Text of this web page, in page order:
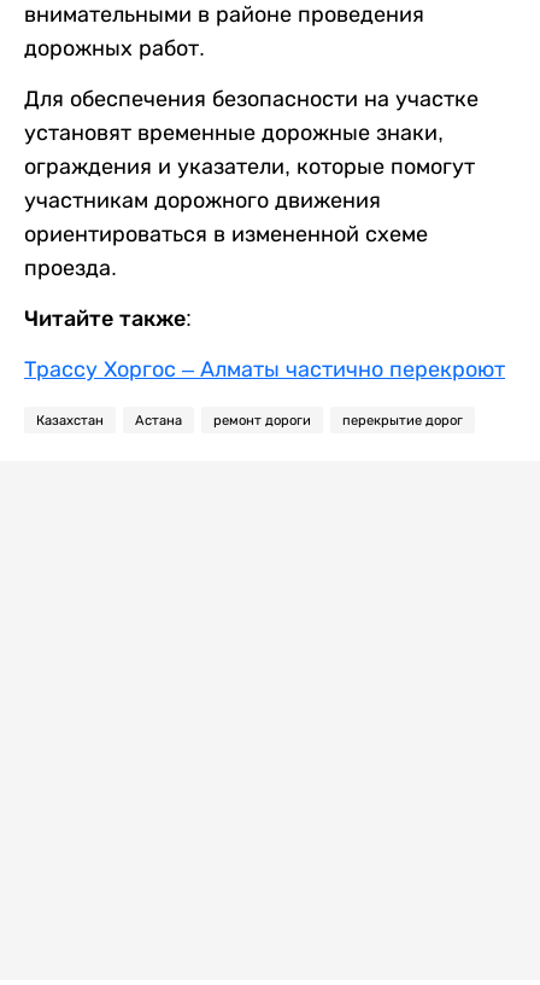
внимательными в районе проведения
дорожных работ.
Для обеспечения безопасности на участке
установят временные дорожные знаки,
ограждения и указатели, которые помогут
участникам дорожного движения
ориентироваться в измененной схеме
проезда.
Читайте также:
Трассу Хоргос – Алматы частично перекроют
Казахстан Астана ремонт дороги перекрытие дорог